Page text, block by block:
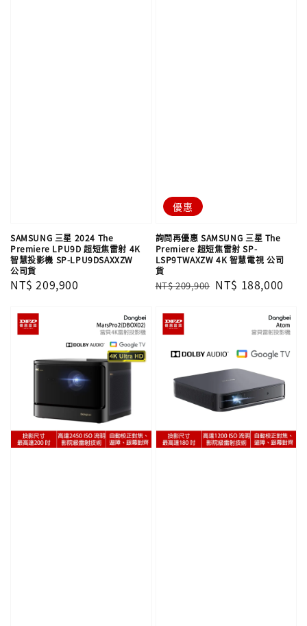
SAMSUNG 三星 2024 The
Premiere LPU9D 超短焦雷射 4K
智慧投影機 SP-LPU9DSAXXZW
公司貨
Regular
NT$ 209,900
優惠
詢問再優惠 SAMSUNG 三星 The
Premiere 超短焦雷射 SP-
LSP9TWAXZW 4K 智慧電視 公司
貨
Regular
NT$ 209,900 Sale
NT$ 188,000